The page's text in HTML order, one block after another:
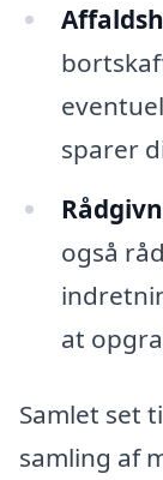
sparer
også
at
Samlet set
samling af